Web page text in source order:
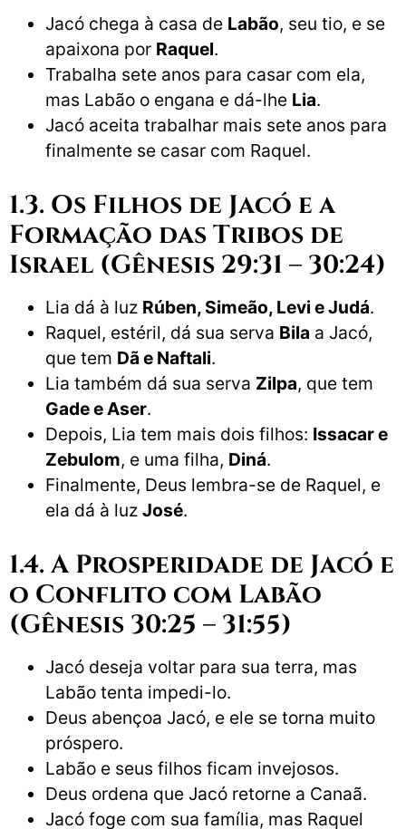
Jacó chega à casa de Labão, seu tio, e se
apaixona por Raquel.
Trabalha sete anos para casar com ela,
mas Labão o engana e dá-lhe Lia.
Jacó aceita trabalhar mais sete anos para
finalmente se casar com Raquel.
1.3. Os Filhos de Jacó e a
Formação das Tribos de
Israel (Gênesis 29:31 – 30:24)
Lia dá à luz Rúben, Simeão, Levi e Judá.
Raquel, estéril, dá sua serva Bila a Jacó,
que tem Dã e Naftali.
Lia também dá sua serva Zilpa, que tem
Gade e Aser.
Depois, Lia tem mais dois filhos: Issacar e
Zebulom, e uma filha, Diná.
Finalmente, Deus lembra-se de Raquel, e
ela dá à luz José.
1.4. A Prosperidade de Jacó e
o Conflito com Labão
(Gênesis 30:25 – 31:55)
Jacó deseja voltar para sua terra, mas
Labão tenta impedi-lo.
Deus abençoa Jacó, e ele se torna muito
próspero.
Labão e seus filhos ficam invejosos.
Deus ordena que Jacó retorne a Canaã.
Jacó foge com sua família, mas Raquel